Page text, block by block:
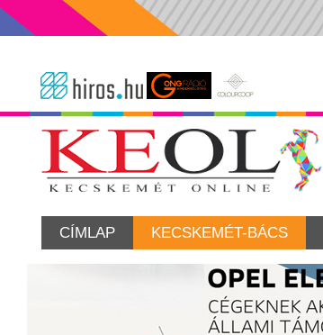
CÍMLAP KECSKEMÉT-BÁCS